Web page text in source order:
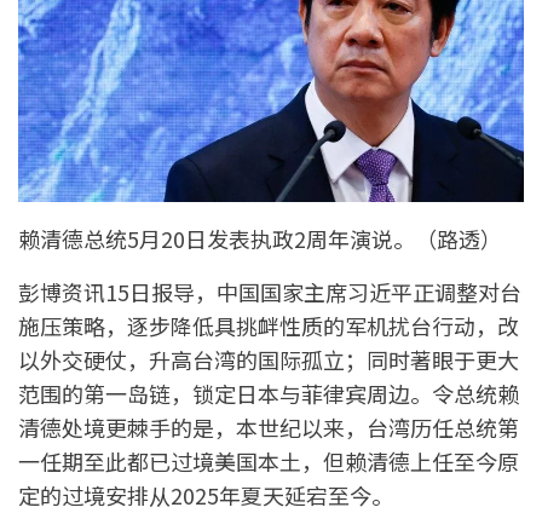
赖清德总统5月20日发表执政2周年演说。（路透）
彭博资讯15日报导，中国国家主席习近平正调整对台
施压策略，逐步降低具挑衅性质的军机扰台行动，改
以外交硬仗，升高台湾的国际孤立；同时著眼于更大
范围的第一岛链，锁定日本与菲律宾周边。令总统赖
清德处境更棘手的是，本世纪以来，台湾历任总统第
一任期至此都已过境美国本土，但赖清德上任至今原
定的过境安排从2025年夏天延宕至今。